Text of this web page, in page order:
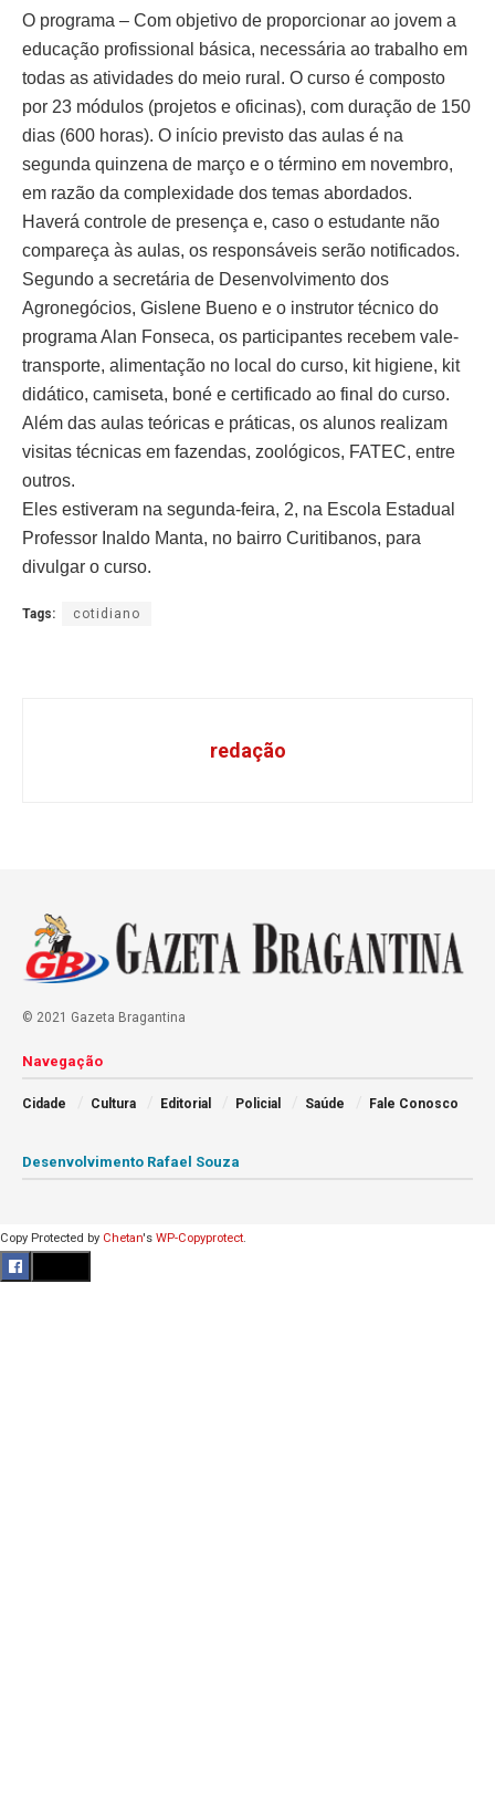
O programa – Com objetivo de proporcionar ao jovem a
educação profissional básica, necessária ao trabalho em
todas as atividades do meio rural. O curso é composto
por 23 módulos (projetos e oficinas), com duração de 150
dias (600 horas). O início previsto das aulas é na
segunda quinzena de março e o término em novembro,
em razão da complexidade dos temas abordados.
Haverá controle de presença e, caso o estudante não
compareça às aulas, os responsáveis serão notificados.
Segundo a secretária de Desenvolvimento dos
Agronegócios, Gislene Bueno e o instrutor técnico do
programa Alan Fonseca, os participantes recebem vale-
transporte, alimentação no local do curso, kit higiene, kit
didático, camiseta, boné e certificado ao final do curso.
Além das aulas teóricas e práticas, os alunos realizam
visitas técnicas em fazendas, zoológicos, FATEC, entre
outros.
Eles estiveram na segunda-feira, 2, na Escola Estadual
Professor Inaldo Manta, no bairro Curitibanos, para
divulgar o curso.
Tags: cotidiano
redação
© 2021 Gazeta Bragantina
Navegação
Cidade Cultura Editorial Policial Saúde Fale Conosco
Desenvolvimento Rafael Souza
Copy Protected by Chetan's WP-Copyprotect.